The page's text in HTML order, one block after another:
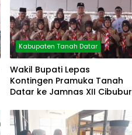
Kabupaten Tanah Datar
Wakil Bupati Lepas
Kontingen Pramuka Tanah
Datar ke Jamnas XII Cibubur